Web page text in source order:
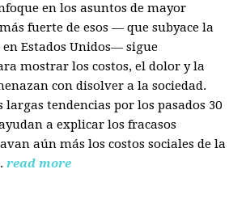
en los asuntos de mayor
fuerte de esos — que subyace la
Estados Unidos— sigue
mostrar los costos, el dolor y la
con disolver a la sociedad.
largas tendencias por los pasados 30
a explicar los fracasos
aún más los costos sociales de la
read more